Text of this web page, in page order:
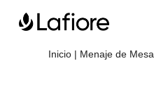
Inicio Menaje de Mesa